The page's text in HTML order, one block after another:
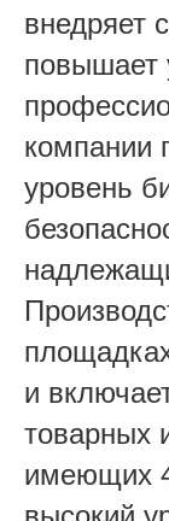
внедряет
повышает
компании
уровень
и
товарных
имеющих